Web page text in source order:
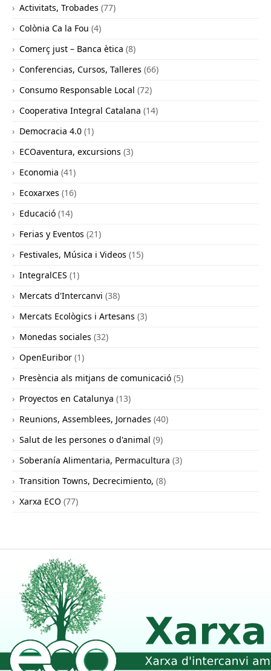
Activitats, Trobades (77)
Colònia Ca la Fou (4)
Comerç just – Banca ètica (8)
Conferencias, Cursos, Talleres (66)
Consumo Responsable Local (72)
Cooperativa Integral Catalana (14)
Democracia 4.0 (1)
ECOaventura, excursions (3)
Economia (41)
Ecoxarxes (16)
Educació (14)
Ferias y Eventos (21)
Festivales, Música i Videos (15)
IntegralCES (1)
Mercats d'Intercanvi (38)
Mercats Ecològics i Artesans (3)
Monedas sociales (32)
OpenEuribor (1)
Presència als mitjans de comunicació (5)
Proyectos en Catalunya (13)
Reunions, Assemblees, Jornades (40)
Salut de les persones o d'animal (9)
Soberanía Alimentaria, Permacultura (3)
Transition Towns, Decrecimiento, (8)
Xarxa ECO (77)